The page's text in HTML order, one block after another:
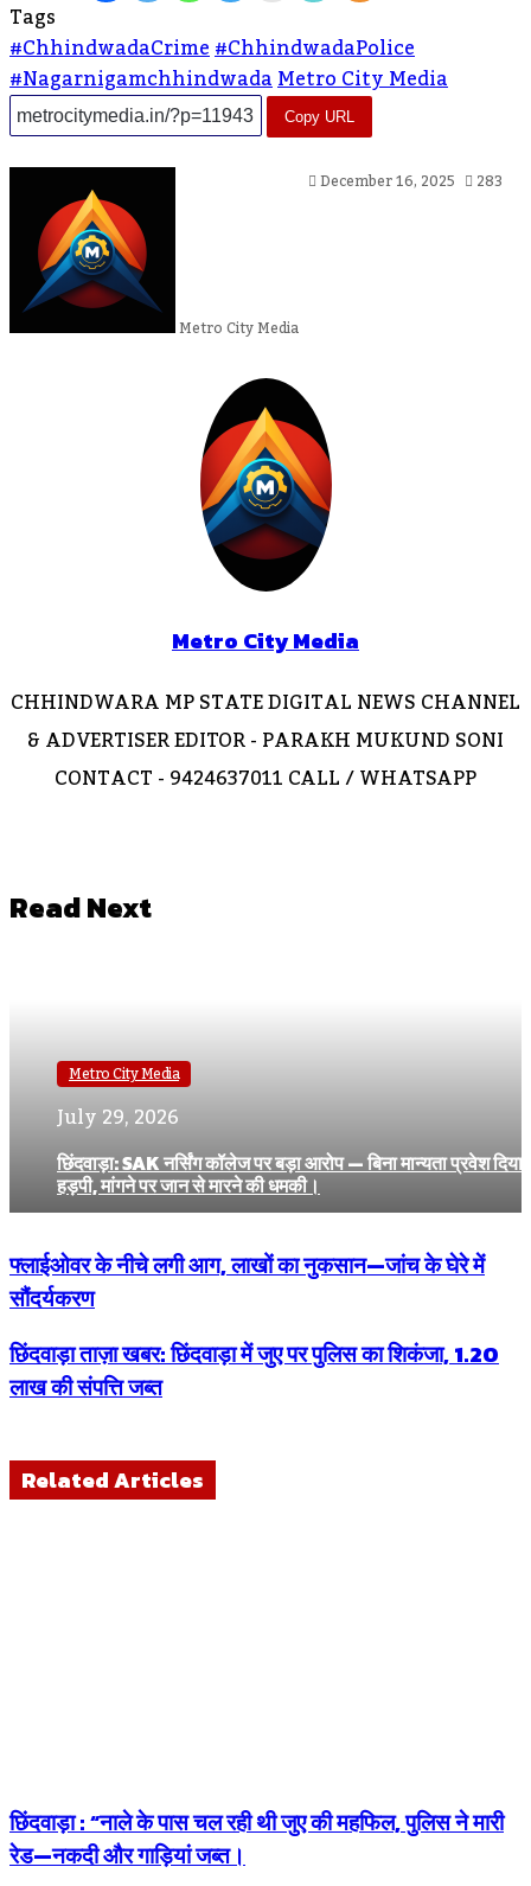
Tags
#ChhindwadaCrime#ChhindwadaPolice
#nagarnigamchhindwadaMetro City Media
Copy URL
Metro City Media
SendDecember 16, 2025 283
Metro City Media
CHHINDWARA MP STATE DIGITAL NEWS CHANNEL
& ADVERTISER EDITOR - PARAKH MUKUND SONI
CONTACT - 9424637011 CALL / WHATSAPP
Read Next
Metro City Media
July 29, 2026
छिंदवाड़ा: SAK नर्सिंग कॉलेज पर बड़ा आरोप — बिना मान्यता प्रवेश
हड़पी, मांगने पर जान से मारने की धमकी।
फ्लाईओवर के नीचे लगी आग, लाखों का नुकसान—जांच के घेरे में
सौंदर्यकरण
छिंदवाड़ा ताज़ा खबर: छिंदवाड़ा में जुए पर पुलिस का शिकंजा, 1.20
लाख की संपत्ति जब्त
Related Articles
छिंदवाड़ा : “नाले के पास चल रही थी जुए की महफिल, पुलिस ने मारी
रेड—नकदी और गाड़ियां जब्त।